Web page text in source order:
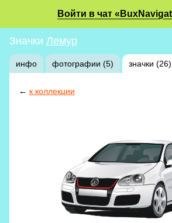
Войти в чат
Значки Лемур
инфо фотографии (5) значки (26)
← к коллекции